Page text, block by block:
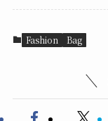
Fashion Bag